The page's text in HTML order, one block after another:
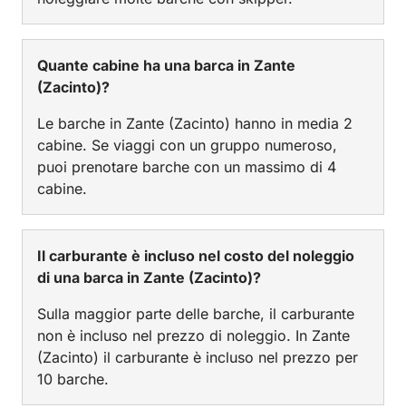
Quante cabine ha una barca in Zante
(Zacinto)?
Le barche in Zante (Zacinto) hanno in media 2
cabine. Se viaggi con un gruppo numeroso,
puoi prenotare barche con un massimo di 4
cabine.
Il carburante è incluso nel costo del noleggio
di una barca in Zante (Zacinto)?
Sulla maggior parte delle barche, il carburante
non è incluso nel prezzo di noleggio. In Zante
(Zacinto) il carburante è incluso nel prezzo per
10 barche.